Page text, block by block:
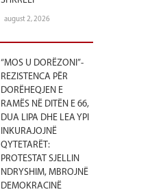
august 2, 2026
“MOS U DORËZONI”-
REZISTENCA PËR
DORËHEQJEN E
RAMËS NË DITËN E 66,
DUA LIPA DHE LEA YPI
INKURAJOJNË
QYTETARËT:
PROTESTAT SJELLIN
NDRYSHIM, MBROJNË
DEMOKRACINË